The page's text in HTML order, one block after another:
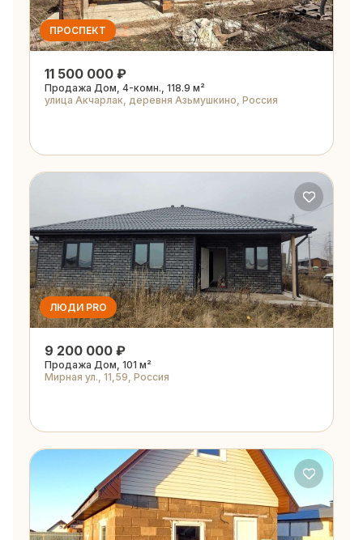
ПРОСПЕКТ
11 500 000 ₽
Продажа Дом, 4-комн., 118.9 м²
улица Акчарлак, деревня Азьмушкино, Россия
ЛЮДИ PRO
9 200 000 ₽
Продажа Дом, 101 м²
Мирная ул., 11,59, Россия